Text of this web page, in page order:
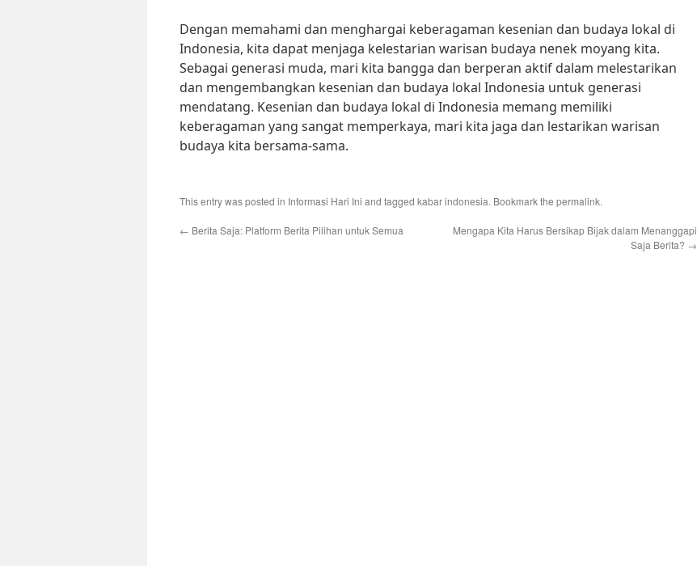
Dengan memahami dan menghargai keberagaman kesenian dan budaya lokal di
Indonesia, kita dapat menjaga kelestarian warisan budaya nenek moyang kita.
Sebagai generasi muda, mari kita bangga dan berperan aktif dalam melestarikan
dan mengembangkan kesenian dan budaya lokal Indonesia untuk generasi
mendatang. Kesenian dan budaya lokal di Indonesia memang memiliki
keberagaman yang sangat memperkaya, mari kita jaga dan lestarikan warisan
budaya kita bersama-sama.
This entry was posted in Informasi Hari Ini and tagged kabar indonesia. Bookmark the permalink.
← Berita Saja: Platform Berita Pilihan untuk Semua
Mengapa Kita Harus Bersikap Bijak dalam Menanggapi
Saja Berita? →